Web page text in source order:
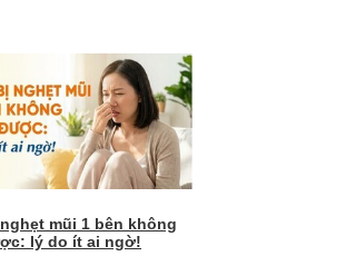
mũi 1 bên không
lý do ít ai ngờ!